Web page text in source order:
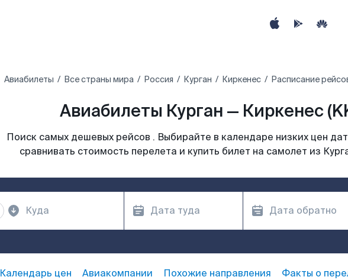
Авиабилеты Все страны мира Россия Курган Киркенес Расписание
Авиабилеты Курган — Киркенес
Поиск самых дешевых рейсов . Выбирайте в календаре низких цен
сравнивать стоимость перелета и купить билет на самолет из
Календарь цен Авиакомпании Похожие направления Факты о